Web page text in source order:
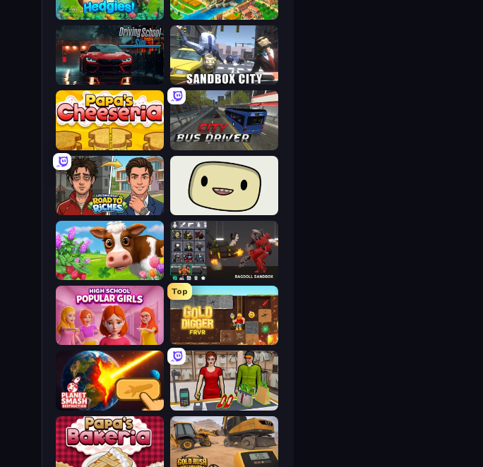
Empire City
Hedgies
Sandbox City
Driving School Simulator
City Bus Driver
Papa's Cheeseria
SuperWEIRD
Life Simulator: Road to Riches
Last Play: Ragdoll Sandbox
Country Life Meadows
Top
Gold Digger FRVR
High School Popular Girls
Shop Master 3D
Planet Smash Destruction